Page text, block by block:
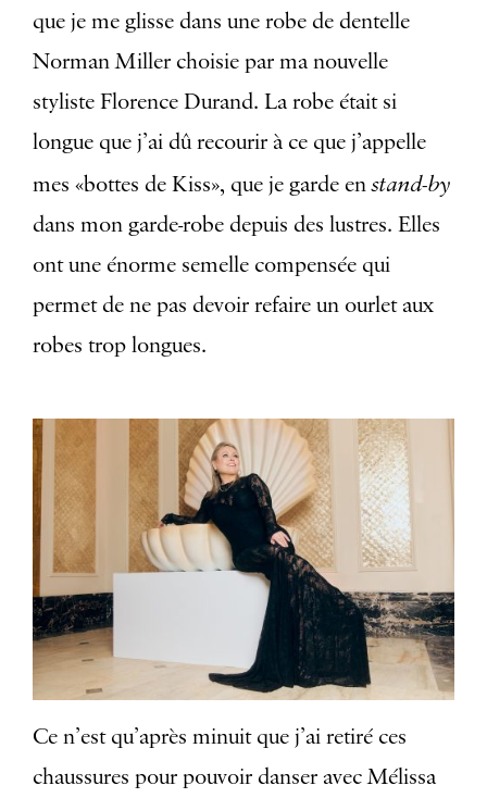
que je me glisse dans une robe de dentelle
Norman Miller choisie par ma nouvelle
styliste Florence Durand. La robe était si
longue que j’ai dû recourir à ce que j’appelle
mes «bottes de Kiss», que je garde enstand-by
dans mon garde-robe depuis des lustres. Elles
ont une énorme semelle compensée qui
permet de ne pas devoir refaire un ourlet aux
robes trop longues.
Ce n’est qu’après minuit que j’ai retiré ces
chaussures pour pouvoir danser avec Mélissa